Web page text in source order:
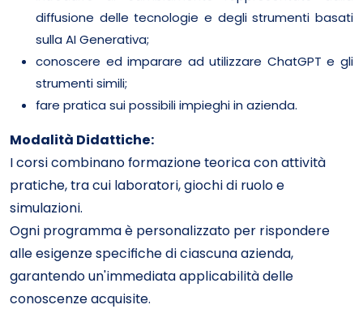
diffusione delle tecnologie e degli strumenti basati
sulla AI Generativa;
conoscere ed imparare ad utilizzare ChatGPT e gli
strumenti simili;
fare pratica sui possibili impieghi in azienda.
Modalità Didattiche:
I corsi combinano formazione teorica con attività
pratiche, tra cui laboratori, giochi di ruolo e
simulazioni.
Ogni programma è personalizzato per rispondere
alle esigenze specifiche di ciascuna azienda,
garantendo un'immediata applicabilità delle
conoscenze acquisite.